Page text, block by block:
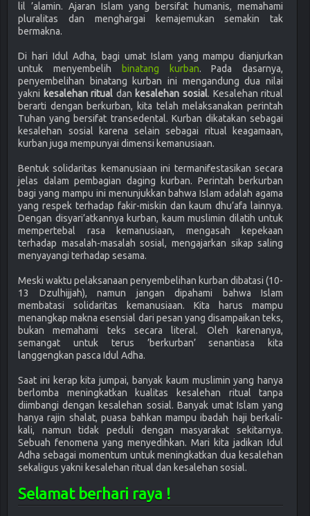
lil ’alamin. Ajaran Islam yang bersifat humanis, memahami
pluralitas dan menghargai kemajemukan semakin tak
bermakna.
Di hari Idul Adha, bagi umat Islam yang mampu dianjurkan
untuk menyembelih
binatang kurban. Pada dasarnya,
penyembelihan binatang kurban ini mengandung dua nilai
yakni kesalehan ritual dan kesalehan sosial. Kesalehan ritual
berarti dengan berkurban, kita telah melaksanakan perintah
Tuhan yang bersifat transedental. Kurban dikatakan sebagai
kesalehan sosial karena selain sebagai ritual keagamaan,
kurban juga mempunyai dimensi kemanusiaan.
Bentuk solidaritas kemanusiaan ini termanifestasikan secara
jelas dalam pembagian daging kurban. Perintah berkurban
bagi yang mampu ini menunjukkan bahwa Islam adalah agama
yang respek terhadap fakir-miskin dan kaum dhu’afa lainnya.
Dengan disyari’atkannya kurban, kaum muslimin dilatih untuk
mempertebal rasa kemanusiaan, mengasah kepekaan
terhadap masalah-masalah sosial, mengajarkan sikap saling
menyayangi terhadap sesama.
Meski waktu pelaksanaan penyembelihan kurban dibatasi (10-
13 Dzulhijjah), namun jangan dipahami bahwa Islam
membatasi solidaritas kemanusiaan. Kita harus mampu
menangkap makna esensial dari pesan yang disampaikan teks,
bukan memahami teks secara literal. Oleh karenanya,
semangat untuk terus ’berkurban’ senantiasa kita
langgengkan pasca Idul Adha.
Saat ini kerap kita jumpai, banyak kaum muslimin yang hanya
berlomba meningkatkan kualitas kesalehan ritual tanpa
diimbangi dengan kesalehan sosial. Banyak umat Islam yang
hanya rajin shalat, puasa bahkan mampu ibadah haji berkali-
kali, namun tidak peduli dengan masyarakat sekitarnya.
Sebuah fenomena yang menyedihkan. Mari kita jadikan Idul
Adha sebagai momentum untuk meningkatkan dua kesalehan
sekaligus yakni kesalehan ritual dan kesalehan sosial.
Selamat berhari raya !